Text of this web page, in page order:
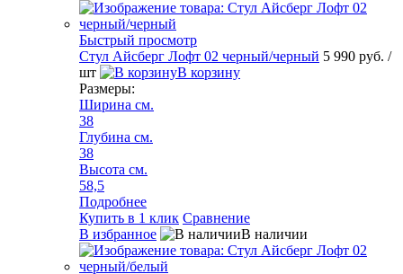
Быстрый просмотр
Стул Айсберг Лофт 02 черный/черный 5 990 руб. /
шт
В корзину
Размеры:
Ширина см.
38
Глубина см.
38
Высота см.
58,5
Подробнее
Купить в 1 клик Сравнение
В избранное
В наличии